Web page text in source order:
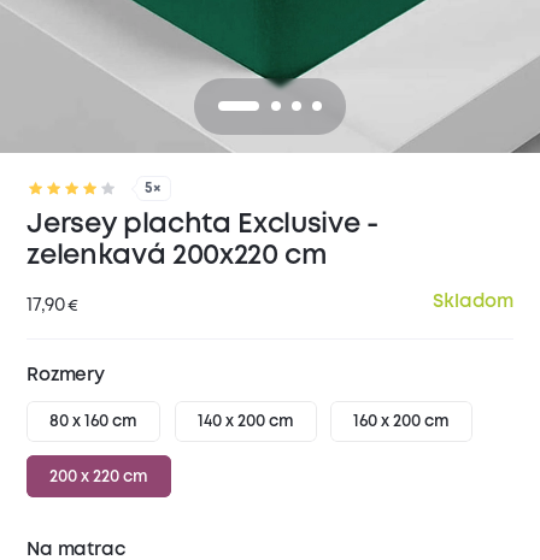
5×
Jersey plachta Exclusive -
zelenkavá 200x220 cm
17,90€ Skladom
Rozmery
80 x 160 cm 140 x 200 cm 160 x 200 cm
200 x 220 cm
Na matrac